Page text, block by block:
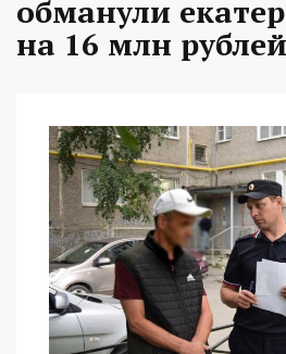
обманули
на 16 млн рублей